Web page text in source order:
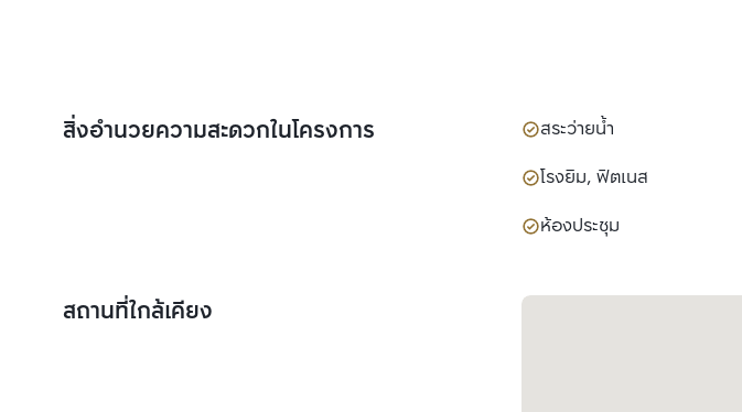
สิ่งอำนวยความสะดวกในโครงการ สระว่ายน้ำ
โรงยิม, ฟิตเนส
ห้องประชุม
สถานที่ใกล้เคียง